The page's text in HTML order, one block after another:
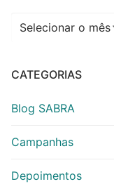
Arquivos
CATEGORIAS
Blog SABRA
Campanhas
Depoimentos